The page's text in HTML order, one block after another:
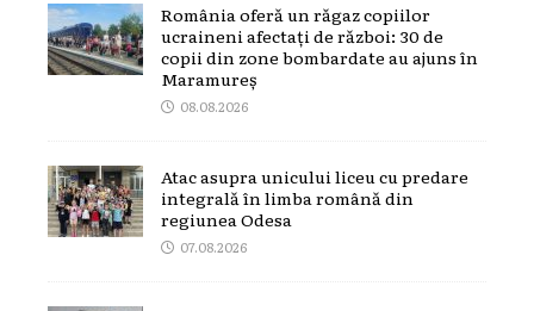
România oferă un răgaz copiilor
ucraineni afectați de război: 30 de
copii din zone bombardate au ajuns în
Maramureș
08.08.2026
Atac asupra unicului liceu cu predare
integrală în limba română din
regiunea Odesa
07.08.2026